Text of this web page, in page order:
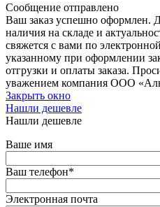
Сообщение отправлено
Ваш заказ успешно оформлен.
наличия на складе и
свяжется с вами по
указанному при оформлении
отгрузки и оплаты заказа.
уважением компания ООО
Закрыть окно
Нашли дешевле
Нашли дешевле
Ваше имя
Ваш телефон*
Электронная почта